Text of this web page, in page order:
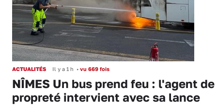
ACTUALITÉS Il y a 1 h • vu 669 fois
NÎMES Un bus prend feu : l'agent de
propreté intervient avec sa lance